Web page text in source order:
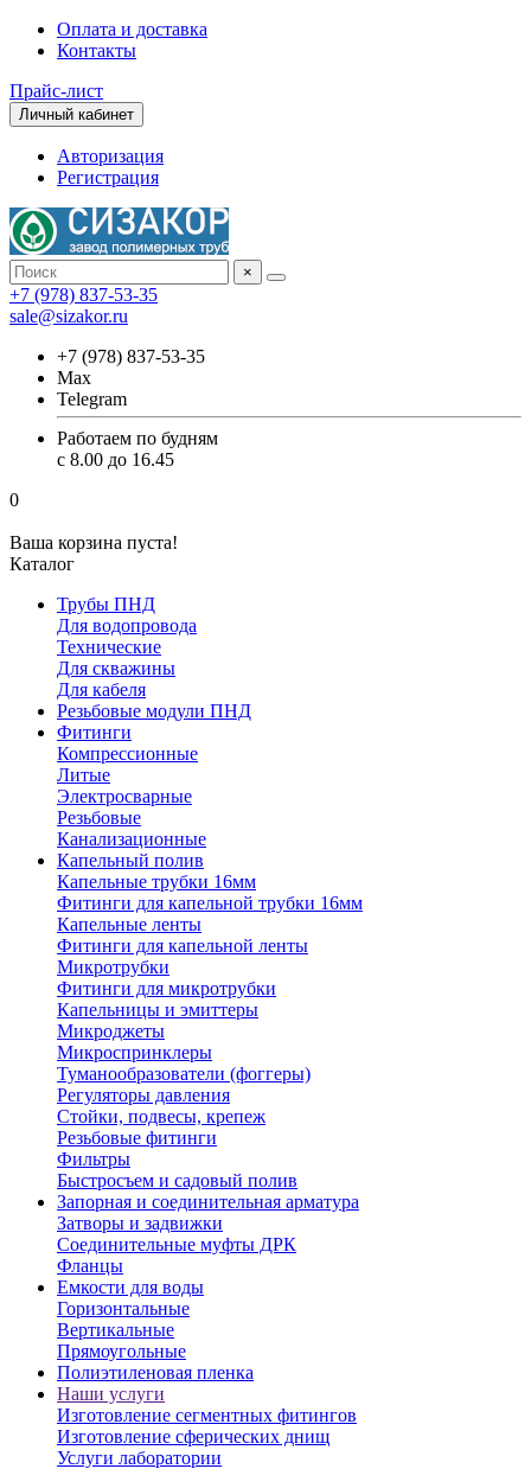
Оплата и доставка
Контакты
Прайс-лист
Личный кабинет
Авторизация
Регистрация
×
+7 (978) 837-53-35
sale@sizakor.ru
+7 (978) 837-53-35
Max
Telegram
Работаем по будням
с 8.00 до 16.45
0
Ваша корзина пуста!
Каталог
Трубы ПНД
Для водопровода
Технические
Для скважины
Для кабеля
Резьбовые модули ПНД
Фитинги
Компрессионные
Литые
Электросварные
Резьбовые
Канализационные
Капельный полив
Капельные трубки 16мм
Фитинги для капельной трубки 16мм
Капельные ленты
Фитинги для капельной ленты
Микротрубки
Фитинги для микротрубки
Капельницы и эмиттеры
Микроджеты
Микроспринклеры
Туманообразователи (фоггеры)
Регуляторы давления
Стойки, подвесы, крепеж
Резьбовые фитинги
Фильтры
Быстросъем и садовый полив
Запорная и соединительная арматура
Затворы и задвижки
Соединительные муфты ДРК
Фланцы
Емкости для воды
Горизонтальные
Вертикальные
Прямоугольные
Полиэтиленовая пленка
Наши услуги
Изготовление сегментных фитингов
Изготовление сферических днищ
Услуги лаборатории